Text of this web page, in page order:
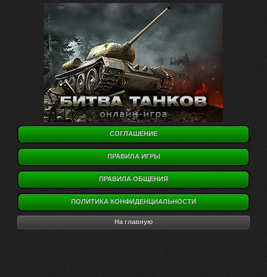
СОГЛАШЕНИЕ
ПРАВИЛА ИГРЫ
ПРАВИЛА ОБЩЕНИЯ
ПОЛИТИКА КОНФИДЕНЦИАЛЬНОСТИ
На главную